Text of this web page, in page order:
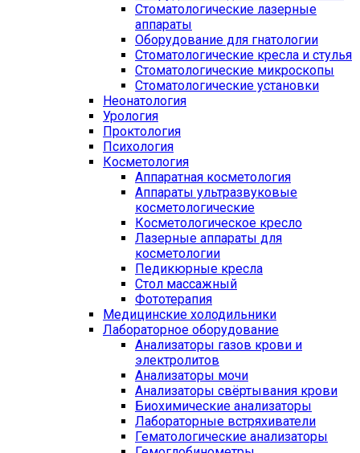
Стоматологические лазерные
аппараты
Оборудование для гнатологии
Стоматологические кресла и стулья
Стоматологические микроскопы
Стоматологические установки
Неонатология
Урология
Проктология
Психология
Косметология
Аппаратная косметология
Аппараты ультразвуковые
косметологические
Косметологическое кресло
Лазерные аппараты для
косметологии
Педикюрные кресла
Стол массажный
Фототерапия
Медицинские холодильники
Лабораторное оборудование
Анализаторы газов крови и
электролитов
Анализаторы мочи
Анализаторы свёртывания крови
Биохимические анализаторы
Лабораторные встряхиватели
Гематологические анализаторы